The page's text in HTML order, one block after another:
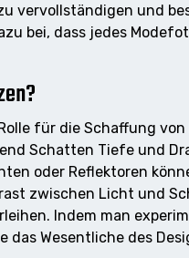
vervollständigen und
bei, dass jedes
für die Schaffung
Schatten Tiefe und
oder Reflektoren
zwischen Licht und
Indem man
das Wesentliche des